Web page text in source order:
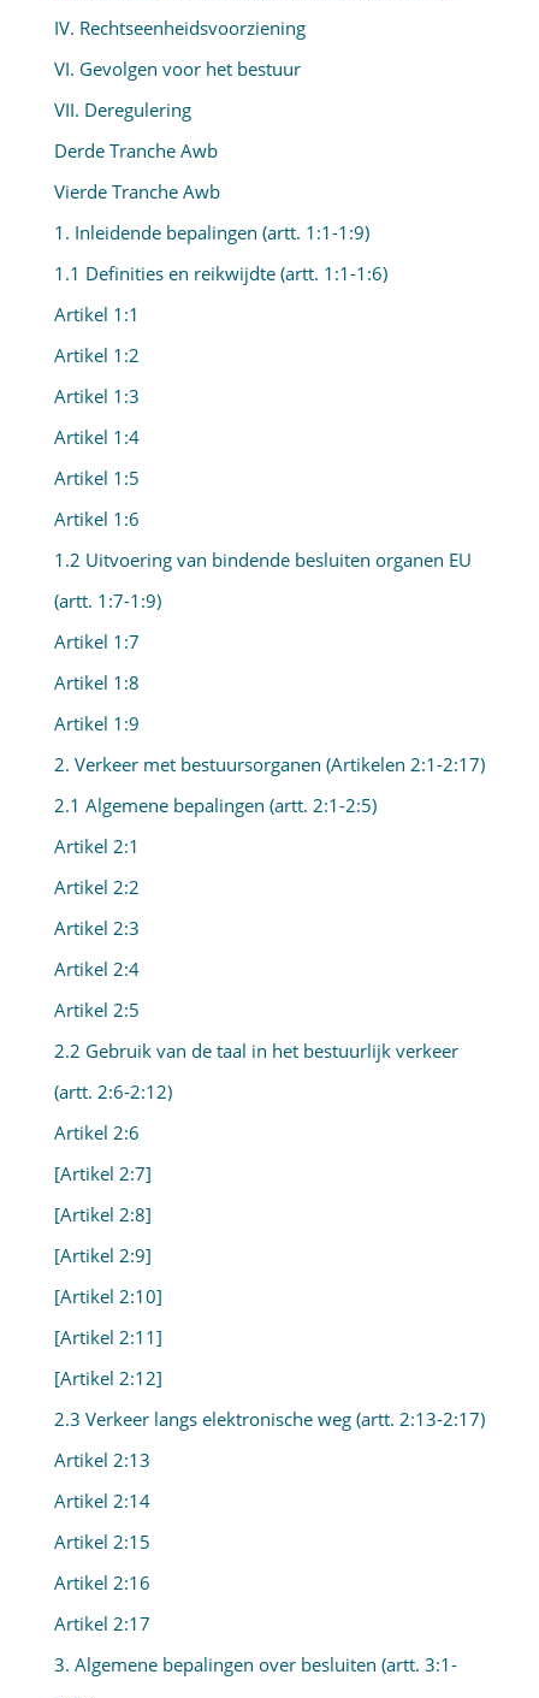
IV. Rechtseenheidsvoorziening
VI. Gevolgen voor het bestuur
VII. Deregulering
Derde Tranche Awb
Vierde Tranche Awb
1. Inleidende bepalingen (artt. 1:1-1:9)
1.1 Definities en reikwijdte (artt. 1:1-1:6)
Artikel 1:1
Artikel 1:2
Artikel 1:3
Artikel 1:4
Artikel 1:5
Artikel 1:6
1.2 Uitvoering van bindende besluiten organen EU
(artt. 1:7-1:9)
Artikel 1:7
Artikel 1:8
Artikel 1:9
2. Verkeer met bestuursorganen (Artikelen 2:1-2:17)
2.1 Algemene bepalingen (artt. 2:1-2:5)
Artikel 2:1
Artikel 2:2
Artikel 2:3
Artikel 2:4
Artikel 2:5
2.2 Gebruik van de taal in het bestuurlijk verkeer
(artt. 2:6-2:12)
Artikel 2:6
[Artikel 2:7]
[Artikel 2:8]
[Artikel 2:9]
[Artikel 2:10]
[Artikel 2:11]
[Artikel 2:12]
2.3 Verkeer langs elektronische weg (artt. 2:13-2:17)
Artikel 2:13
Artikel 2:14
Artikel 2:15
Artikel 2:16
Artikel 2:17
3. Algemene bepalingen over besluiten (artt. 3:1-